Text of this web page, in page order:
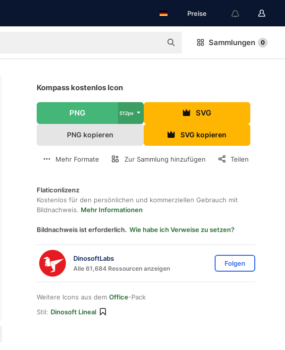
Preise
Sammlungen 0
Kompass kostenlos Icon
PNG 512px SVG
PNG kopieren SVG kopieren
Mehr Formate Zur Sammlung hinzufügen Teilen
Flaticonlizenz
Kostenlos für den persönlichen und kommerziellen Gebrauch mit
Bildnachweis. Mehr Informationen
Bildnachweis ist erforderlich. Wie habe ich Verweise zu setzen?
DinosoftLabs
Alle 61,684 Ressourcen anzeigen
Folgen
Weitere Icons aus dem Office-Pack
Stil: Dinosoft Lineal